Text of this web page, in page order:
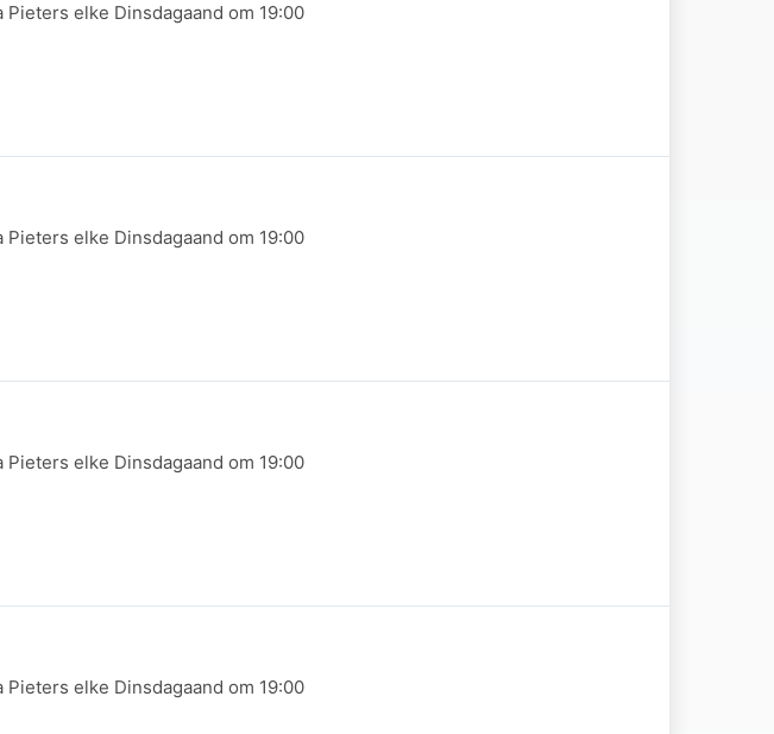
elke Dinsdagaand om 19:00
elke Dinsdagaand om 19:00
elke Dinsdagaand om 19:00
elke Dinsdagaand om 19:00